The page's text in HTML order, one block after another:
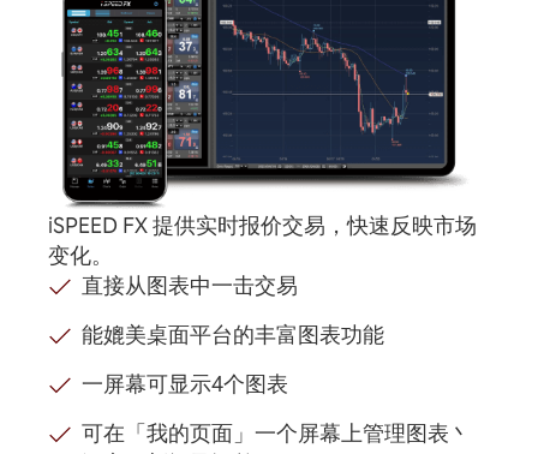
直接从图表中一击交易
能媲美桌面平台的丰富图表功能
一屏幕可显示4个图表
可在「我的页面」一个屏幕上管理图表丶
iSPEED FX 提供实时报价交易，快速反映市场
变化。